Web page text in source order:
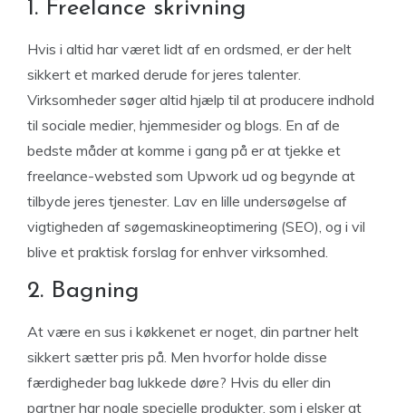
1. Freelance skrivning
Hvis i altid har været lidt af en ordsmed, er der helt
sikkert et marked derude for jeres talenter.
Virksomheder søger altid hjælp til at producere indhold
til sociale medier, hjemmesider og blogs. En af de
bedste måder at komme i gang på er at tjekke et
freelance-websted som Upwork ud og begynde at
tilbyde jeres tjenester. Lav en lille undersøgelse af
vigtigheden af søgemaskineoptimering (SEO), og i vil
blive et praktisk forslag for enhver virksomhed.
2. Bagning
At være en sus i køkkenet er noget, din partner helt
sikkert sætter pris på. Men hvorfor holde disse
færdigheder bag lukkede døre? Hvis du eller din
partner har nogle specielle produkter, som i elsker at